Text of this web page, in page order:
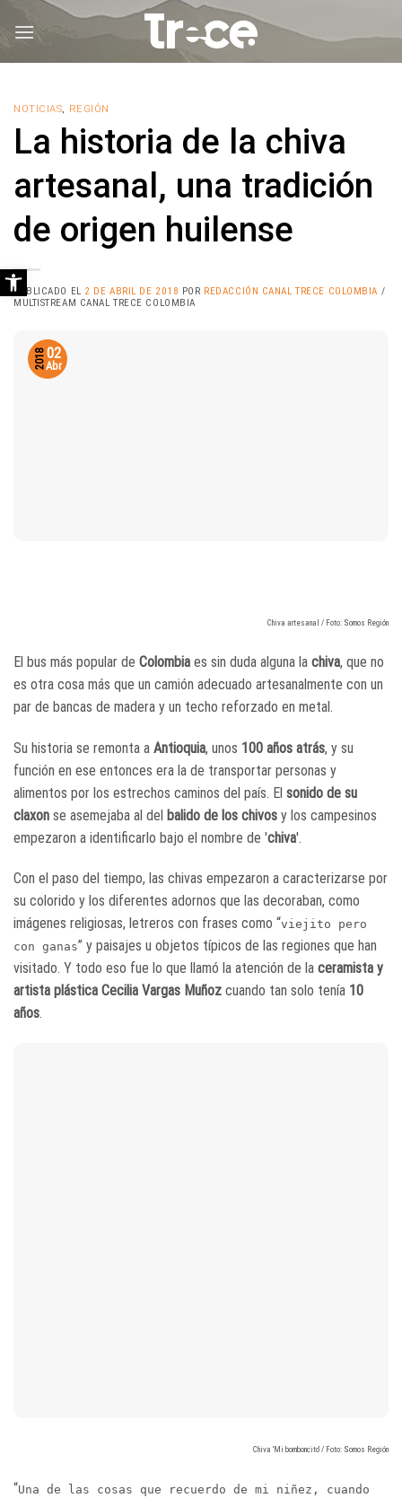
NOTICIAS, REGIÓN
La historia de la chiva
artesanal, una tradición
de origen huilense
PUBLICADO EL 2 DE ABRIL DE 2018 POR REDACCIÓN CANAL TRECE COLOMBIA /
MULTISTREAM CANAL TRECE COLOMBIA
02
Abr
2018
Chiva artesanal / Foto: Somos Región
El bus más popular de Colombia es sin duda alguna la chiva, que no
es otra cosa más que un camión adecuado artesanalmente con un
par de bancas de madera y un techo reforzado en metal.
Su historia se remonta a Antioquia, unos 100 años atrás, y su
función en ese entonces era la de transportar personas y
alimentos por los estrechos caminos del país. El sonido de su
claxon se asemejaba al del balido de los chivos y los campesinos
empezaron a identificarlo bajo el nombre de 'chiva'.
Con el paso del tiempo, las chivas empezaron a caracterizarse por
su colorido y los diferentes adornos que las decoraban, como
imágenes religiosas, letreros con frases como “viejito pero
con ganas” y paisajes u objetos típicos de las regiones que han
visitado. Y todo eso fue lo que llamó la atención de la ceramista y
artista plástica Cecilia Vargas Muñoz cuando tan solo tenía 10
años.
Chiva 'Mi bomboncito' / Foto: Somos Región
“Una de las cosas que recuerdo de mi niñez, cuando
Abrir barra de herramientas